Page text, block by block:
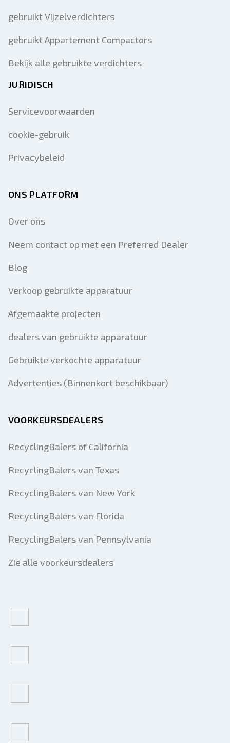
gebruikt Vijzelverdichters
gebruikt Appartement Compactors
Bekijk alle gebruikte verdichters
JURIDISCH
Servicevoorwaarden
cookie-gebruik
Privacybeleid
ONS PLATFORM
Over ons
Neem contact op met een Preferred Dealer
Blog
Verkoop gebruikte apparatuur
Afgemaakte projecten
dealers van gebruikte apparatuur
Gebruikte verkochte apparatuur
Advertenties (Binnenkort beschikbaar)
VOORKEURSDEALERS
RecyclingBalers of California
RecyclingBalers van Texas
RecyclingBalers van New York
RecyclingBalers van Florida
RecyclingBalers van Pennsylvania
Zie alle voorkeursdealers